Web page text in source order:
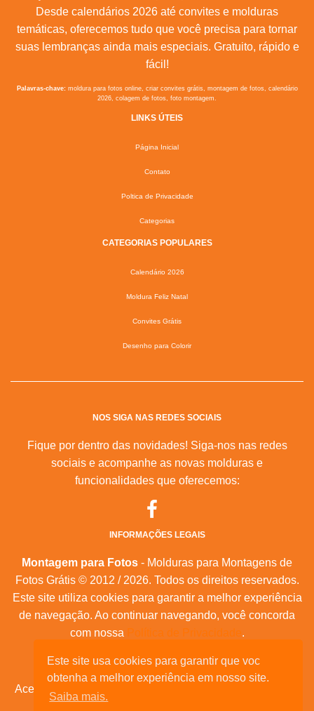
Este site usa cookies para garantir que voc
obtenha a melhor experiência em nosso site.
Saiba mais.
Desde calendários 2026 até convites e molduras
temáticas, oferecemos tudo que você precisa para tornar
suas lembranças ainda mais especiais. Gratuito, rápido e
fácil!
Palavras-chave:moldura para fotos online, criar convites grátis, montagem de fotos, calendário
2026, colagem de fotos, foto montagem.
LINKS ÚTEIS
Página Inicial
Contato
Poltica de Privacidade
Categorias
CATEGORIAS POPULARES
Calendário 2026
Moldura Feliz Natal
Convites Grátis
Desenho para Colorir
NOS SIGA NAS REDES SOCIAIS
Fique por dentro das novidades! Siga-nos nas redes
sociais e acompanhe as novas molduras e
funcionalidades que oferecemos:
INFORMAÇÕES LEGAIS
Montagem para Fotos - Molduras para Montagens de
Fotos Grátis © 2012 / 2026. Todos os direitos reservados.
Este site utiliza cookies para garantir a melhor experiência
de navegação. Ao continuar navegando, você concorda
com nossa Política de Privacidade.
Mapa do Site |Feeds RSS |Sobre Nós
Acesse nossas molduras para: